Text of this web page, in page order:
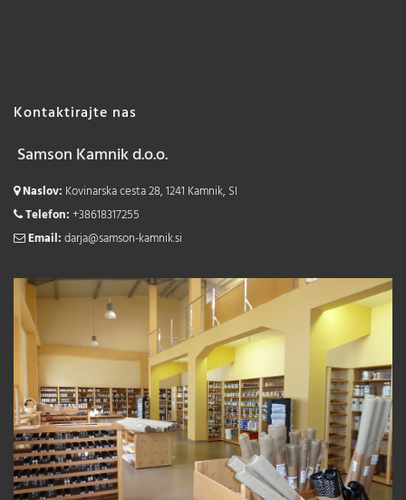
Kontaktirajte nas
Samson Kamnik d.o.o.
Naslov: Kovinarska cesta 28, 1241 Kamnik, SI
Telefon:+38618317255
Email:darja@samson-kamnik.si